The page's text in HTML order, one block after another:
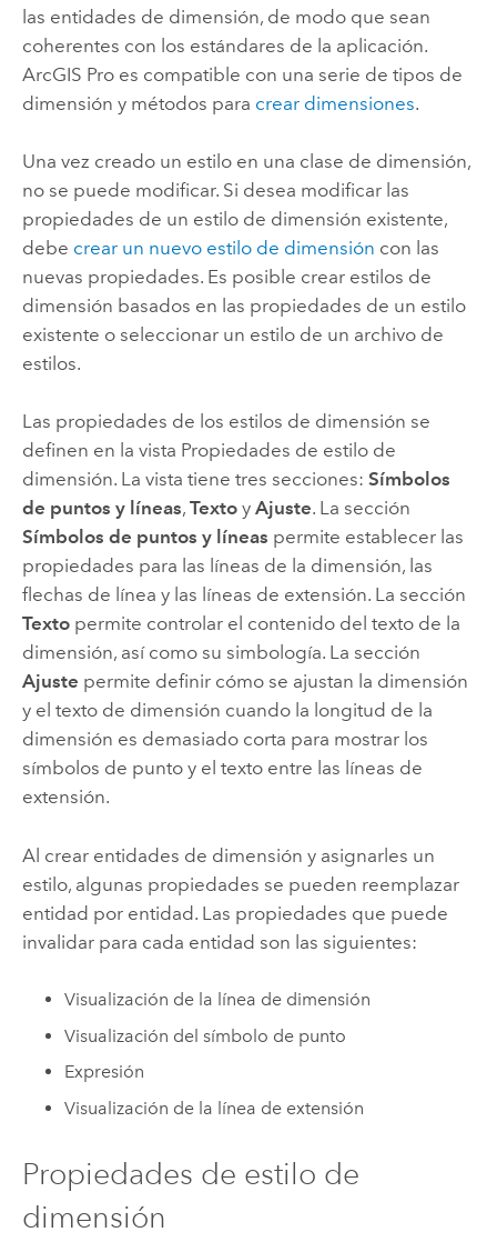
las entidades de dimensión, de modo que sean
coherentes con los estándares de la aplicación.
ArcGIS Proes compatible con una serie de tipos de
dimensión y métodos para crear dimensiones.
Una vez creado un estilo en una clase de dimensión,
no se puede modificar. Si desea modificar las
propiedades de un estilo de dimensión existente,
debe crear un nuevo estilo de dimensión con las
nuevas propiedades. Es posible crear estilos de
dimensión basados en las propiedades de un estilo
existente o seleccionar un estilo de un archivo de
estilos.
Las propiedades de los estilos de dimensión se
definen en la vista Propiedades de estilo de
dimensión. La vista tiene tres secciones: Símbolos
de puntos y líneas, Textoy Ajuste. La sección
Símbolos de puntos y líneas permite establecer las
propiedades para las líneas de la dimensión, las
flechas de línea y las líneas de extensión. La sección
Textopermite controlar el contenido del texto de la
dimensión, así como su simbología. La sección
Ajuste permite definir cómo se ajustan la dimensión
y el texto de dimensión cuando la longitud de la
dimensión es demasiado corta para mostrar los
símbolos de punto y el texto entre las líneas de
extensión.
Al crear entidades de dimensión y asignarles un
estilo, algunas propiedades se pueden reemplazar
entidad por entidad. Las propiedades que puede
invalidar para cada entidad son las siguientes:
Visualización de la línea de dimensión
Visualización del símbolo de punto
Expresión
Visualización de la línea de extensión
Propiedades de estilo de
dimensión